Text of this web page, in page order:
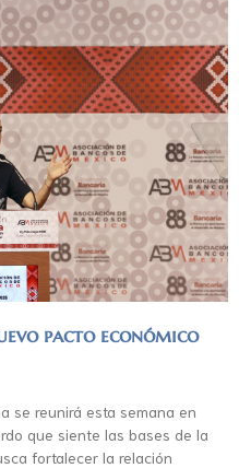
pacto económico
se reunirá esta semana en
que siente las bases de la
fortalecer la relación